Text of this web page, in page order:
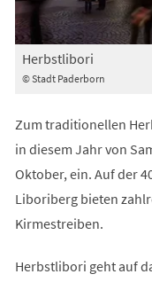
© Stadt Paderborn
Herbstlibori
Zum traditionellen
in diesem Jahr von
Oktober, ein. Auf der
Liboriberg bieten
Kirmestreiben.
Herbstlibori geht auf